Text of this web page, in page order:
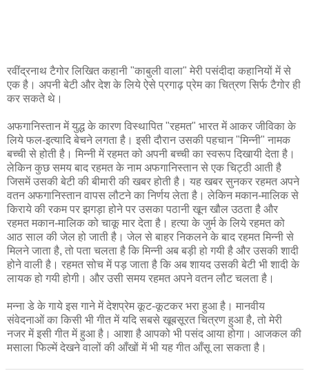
रवींद्रनाथ टैगोर लिखित कहानी "काबुली वाला" मेरी पसंदीदा कहानियों में से
एक है। अपनी बेटी और देश के लिये ऐसे प्रगाढ़ प्रेम का चित्रण सिर्फ टैगोर ही
कर सकते थे।
अफगानिस्तान में युद्ध के कारण विस्थापित "रहमत" भारत में आकर जीविका के
लिये फल-इत्यादि बेचने लगता है। इसी दौरान उसकी पहचान "मिन्नी" नामक
बच्ची से होती है। मिन्नी में रहमत को अपनी बच्ची का स्वरूप दिखायी देता है।
लेकिन कुछ समय बाद रहमत के नाम अफगानिस्तान से एक चिट्ठी आती है
जिसमें उसकी बेटी की बीमारी की खबर होती है। यह खबर सुनकर रहमत अपने
वतन अफगानिस्तान वापस लौटने का निर्णय लेता है। लेकिन मकान-मालिक से
किराये की रकम पर झगड़ा होने पर उसका पठानी खून खौल उठता है और
रहमत मकान-मालिक को चाकू मार देता है। हत्या के जुर्म के लिये रहमत को
आठ साल की जेल हो जाती है। जेल से बाहर निकलने के बाद रहमत मिन्नी से
मिलने जाता है, तो पता चलता है कि मिन्नी अब बड़ी हो गयी है और उसकी शादी
होने वाली है। रहमत सोच में पड़ जाता है कि अब शायद उसकी बेटी भी शादी के
लायक हो गयी होगी। और उसी समय रहमत अपने वतन लौट चलता है।
मन्ना डे के गाये इस गाने में देशप्रेम कूट-कूटकर भरा हुआ है। मानवीय
संवेदनाओं का किसी भी गीत में यदि सबसे खूबसूरत चित्रण हुआ है, तो मेरी
नजर में इसी गीत में हुआ है। आशा है आपको भी पसंद आया होगा। आजकल की
मसाला फिल्में देखने वालों की आँखों में भी यह गीत आँसू ला सकता है।